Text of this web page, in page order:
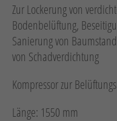
Zur Lockerung von
Bodenbelüftung,
Sanierung von
von Schadverdichtung
Kompressor zur
Länge: 1550 mm